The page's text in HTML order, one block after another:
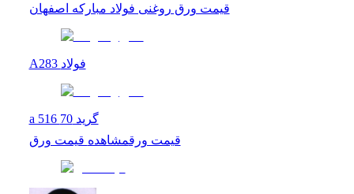
قیمت ورق روغنی فولاد مبارکه اصفهان
A283 فولاد
a 516 گرید 70
قیمت ورقمشاهده قیمت ورق